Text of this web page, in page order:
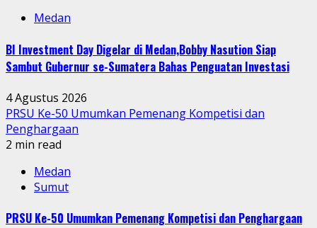
Medan
BI Investment Day Digelar di Medan,Bobby Nasution Siap
Sambut Gubernur se-Sumatera Bahas Penguatan Investasi
4 Agustus 2026
PRSU Ke-50 Umumkan Pemenang Kompetisi dan
Penghargaan
2 min read
Medan
Sumut
PRSU Ke-50 Umumkan Pemenang Kompetisi dan Penghargaan